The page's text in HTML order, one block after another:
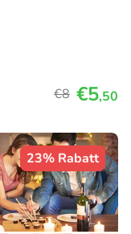
€8 €5,50
23% Rabatt